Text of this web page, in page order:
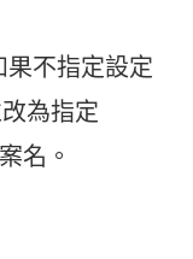
果不指定設定
為指定
名。